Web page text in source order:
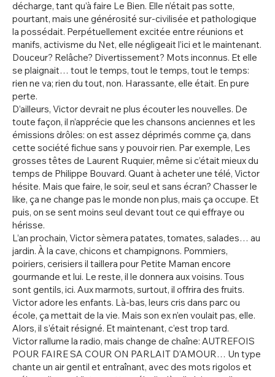
décharge, tant qu’à faire Le Bien. Elle n’était pas sotte,
pourtant, mais une générosité sur-civilisée et pathologique
la possédait. Perpétuellement excitée entre réunions et
manifs, activisme du Net, elle négligeait l’ici et le maintenant.
Douceur? Relâche? Divertissement? Mots inconnus. Et elle
se plaignait… tout le temps, tout le temps, tout le temps:
rien ne va; rien du tout, non. Harassante, elle était. En pure
perte.
D’ailleurs, Victor devrait ne plus écouter les nouvelles. De
toute façon, il n’apprécie que les chansons anciennes et les
émissions drôles: on est assez déprimés comme ça, dans
cette société fichue sans y pouvoir rien. Par exemple, Les
grosses têtes de Laurent Ruquier, même si c’était mieux du
temps de Philippe Bouvard. Quant à acheter une télé, Victor
hésite. Mais que faire, le soir, seul et sans écran? Chasser le
like, ça ne change pas le monde non plus, mais ça occupe. Et
puis, on se sent moins seul devant tout ce qui effraye ou
hérisse.
L’an prochain, Victor sèmera patates, tomates, salades… au
jardin. À la cave, chicons et champignons. Pommiers,
poiriers, cerisiers il taillera pour Petite Maman encore
gourmande et lui. Le reste, il le donnera aux voisins. Tous
sont gentils, ici. Aux marmots, surtout, il offrira des fruits.
Victor adore les enfants. Là-bas, leurs cris dans parc ou
école, ça mettait de la vie. Mais son ex n’en voulait pas, elle.
Alors, il s’était résigné. Et maintenant, c’est trop tard.
Victor rallume la radio, mais change de chaîne: AUTREFOIS
POUR FAIRE SA COUR ON PARLAIT D’AMOUR… Un type
chante un air gentil et entraînant, avec des mots rigolos et